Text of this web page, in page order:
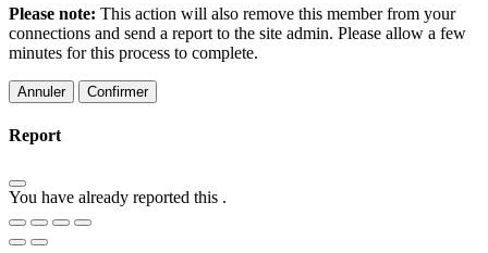
Please note: This action will also remove this member from your
connections and send a report to the site admin. Please allow a few
minutes for this process to complete.
Confirmer
Report
You have already reported this .